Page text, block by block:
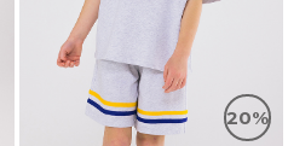
20%